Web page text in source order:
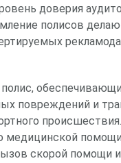
доверия
полисов
повреждений и
происшествия.
медицинской
скорой помощи и